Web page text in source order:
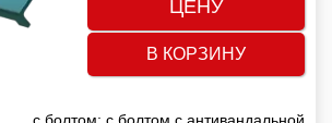
ЦЕНУ
В КОРЗИНУ